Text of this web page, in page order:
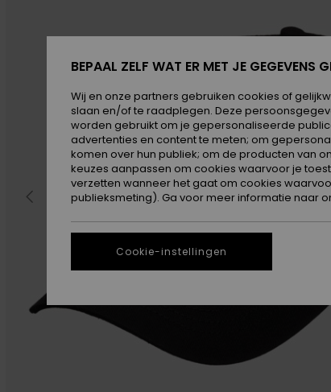
BEPAAL ZELF WAT ER MET JE GEGEVENS
Wij en onze partners gebruiken cookies of
slaan en/of te raadplegen. Deze
worden gebruikt om je gepersonaliseerde
advertenties en content te meten; om
komen over hun publiek; om de producten van
keuzes aanpassen om cookies waarvoor je
verzetten wanneer het gaat om cookies
publieksmeting). Ga voor meer informatie naar
Cookie-instellingen